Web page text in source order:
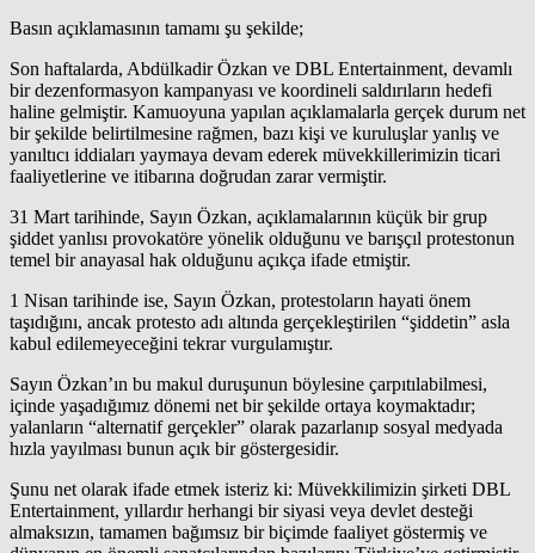
Basın açıklamasının tamamı şu şekilde;
Son haftalarda, Abdülkadir Özkan ve DBL Entertainment, devamlı
bir dezenformasyon kampanyası ve koordineli saldırıların hedefi
haline gelmiştir. Kamuoyuna yapılan açıklamalarla gerçek durum net
bir şekilde belirtilmesine rağmen, bazı kişi ve kuruluşlar yanlış ve
yanıltıcı iddiaları yaymaya devam ederek müvekkillerimizin ticari
faaliyetlerine ve itibarına doğrudan zarar vermiştir.
31 Mart tarihinde, Sayın Özkan, açıklamalarının küçük bir grup
şiddet yanlısı provokatöre yönelik olduğunu ve barışçıl protestonun
temel bir anayasal hak olduğunu açıkça ifade etmiştir.
1 Nisan tarihinde ise, Sayın Özkan, protestoların hayati önem
taşıdığını, ancak protesto adı altında gerçekleştirilen “şiddetin” asla
kabul edilemeyeceğini tekrar vurgulamıştır.
Sayın Özkan’ın bu makul duruşunun böylesine çarpıtılabilmesi,
içinde yaşadığımız dönemi net bir şekilde ortaya koymaktadır;
yalanların “alternatif gerçekler” olarak pazarlanıp sosyal medyada
hızla yayılması bunun açık bir göstergesidir.
Şunu net olarak ifade etmek isteriz ki: Müvekkilimizin şirketi DBL
Entertainment, yıllardır herhangi bir siyasi veya devlet desteği
almaksızın, tamamen bağımsız bir biçimde faaliyet göstermiş ve